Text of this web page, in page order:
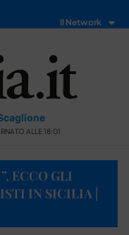
Il Network
ALLE 18:01
ECCO GLI
IN SICILIA |